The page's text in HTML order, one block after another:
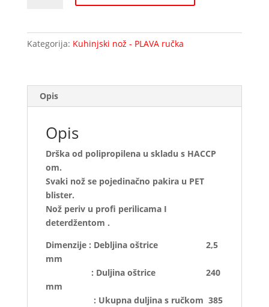
PLAVA
385
količina
Kategorija: Kuhinjski nož - PLAVA ručka
Opis
Opis
Drška od polipropilena u skladu s HACCP
om.
Svaki nož se pojedinačno pakira u PET
blister.
Nož periv u profi perilicama I
deterdžentom .
Dimenzije : Debljina oštrice 2,5
mm
: Duljina oštrice 240
mm
: Ukupna duljina s ručkom 385